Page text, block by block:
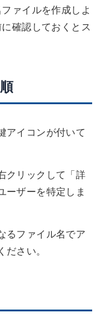
ァイルを作成しよ
確認しておくとス
アイコンが付いて
クリックして「詳
ーザーを特定しま
るファイル名でア
さい。